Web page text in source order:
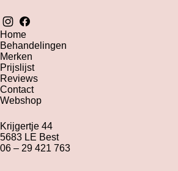
Home
Behandelingen
Merken
Prijslijst
Reviews
Contact
Webshop
Krijgertje 44
5683 LE Best
06 – 29 421 763